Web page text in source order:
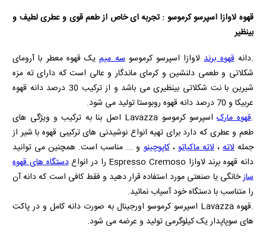
قهوه لاوازا اسپرسو کرموسو : تجربه ای خاص از طعم قوی و عطری لطیف و
بینظیر
.دانهقهوه برندلاوازا اسپرسو کرموسوسه میمیک قهوه معطر با آرومای
شکلاتی و طعمی دلنشین و کرمای ماندگار و عالی است که دارای ته مزه
شیرین با نت شکلاتی بینظیری می باشد و از ترکیب 30 درصد دانه قهوه
عربیکا و 70 درصد دانه قهوه روبوستا تولید می شود.
.قهوه مارک
اسپرسو کرموسو Lavazza اصل بنا به ترکیب و ویژگی های
طعم و عطری که دارد برای تهیه انواع نوشیدنی های ترکیبی قهوه با شیر از
جملهلاته،لاته ماکیاتو،کاپوچینوو ... مناسب است. همچنین می توانید
دانه قهوه برند لاوازا Espresso Cremoso را در انواعدستگاه های قهوه
سازخانگی یا صنعتی مورد استفاده قرار دهید و فقط کافی است که دانه آن
را متناسب با دستگاه خود آسیاب نمائید.
.قهوه Lavazza اسپرسو کرموسو اورجینال به صورت دانه کامل و در پاکت
های سوپاپدار یک کیلوگرمی تولید و عرضه می شود.